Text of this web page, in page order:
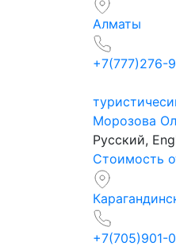
Алматы
+7(777)276-
Морозова
Русский,
Стоимость
+7(705)901-